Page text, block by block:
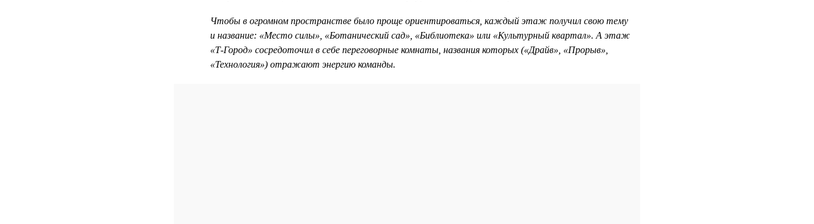
Чтобы в огромном пространстве было проще ориентироваться, каждый этаж получил свою тему
и название: «Место силы», «Ботанический сад», «Библиотека» или «Культурный квартал». А этаж
«Т-Город» сосредоточил в себе переговорные комнаты, названия которых («Драйв», «Прорыв»,
«Технология») отражают энергию команды.